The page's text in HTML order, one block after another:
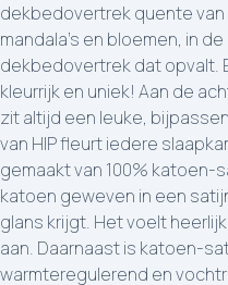
dekbedovertrek quente van
mandala’s en bloemen, in
dekbedovertrek dat opvalt.
kleurrijk en uniek! Aan de
zit altijd een leuke,
van HIP fleurt iedere
gemaakt van 100% katoen-
katoen geweven in een
glans krijgt. Het voelt
aan. Daarnaast is katoen-
warmteregulerend en